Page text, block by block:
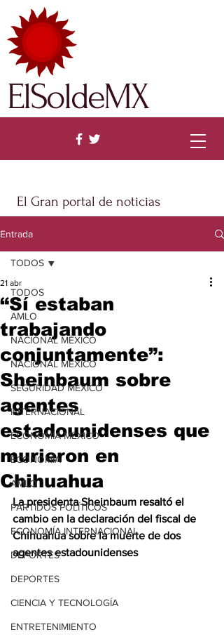
El Gran portal de noticias
ElSoldeMX
Entrada
TODOS
AMLO
NACIONAL MÉXICO
NACIONAL MÉXICO
SEGURIDAD MÉXICO
INTERNACIONAL
ECONOMÍA MÉXICO
ECONOMÍA
AMLO
PARTIDOS POLÍTICOS
ECONOMÍA INTERNACIONAL
DEPORTES
DEPORTES
CIENCIA Y TECNOLOGÍA
ENTRETENIMIENTO
TODOS
“Sí estaban
trabajando
conjuntamente”:
Sheinbaum sobre
agentes
estadounidenses que
murieron en
Chihuahua
21 abr
La presidenta Sheinbaum resaltó el
cambio en la declaración del fiscal de
Chihuahua sobre la muerte de dos
agentes estadounidenses